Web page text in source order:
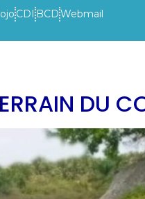
CDI BCDWebmail
DU